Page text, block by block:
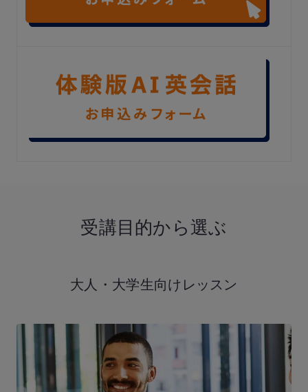
受講目的から選ぶ
大人・大学生向けレッスン